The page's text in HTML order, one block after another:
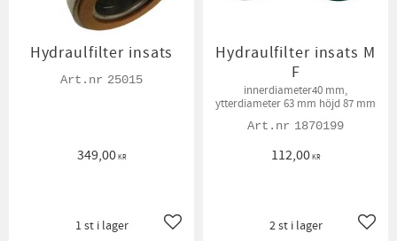
Hydraulfilter insats
25015
349,00KR
Lägg till i favoriter
1 st i lager
Hydraulfilter insats M
F
innerdiameter40 mm,
ytterdiameter 63 mm höjd 87 mm
1870199
112,00KR
2 st i lager